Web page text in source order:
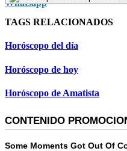
TAGS RELACIONADOS
Horóscopo del día
Horóscopo de hoy
Horóscopo de Amatista